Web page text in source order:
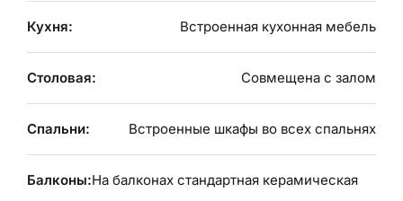
Кухня: Встроенная кухонная мебель
Столовая: Совмещена с залом
Спальни: Встроенные шкафы во всех спальнях
Балконы:На балконах стандартная керамическая